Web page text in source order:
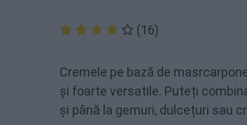
(16)
Cremele pe bază de
și foarte versatile. Puteți
și până la gemuri, dulcețuri sau